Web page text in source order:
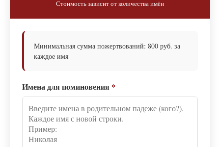
Стоимость зависит от количества имён
Минимальная сумма пожертвований: 800 руб. за
каждое имя
Имена для поминовения *